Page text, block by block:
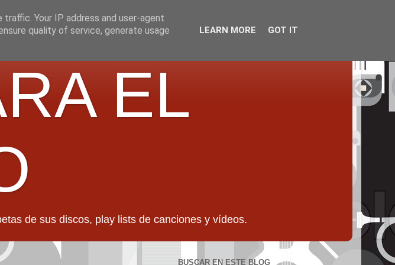
EL
de sus discos, play lists de canciones y vídeos.
BUSCAR EN ESTE BLOG
Your IP address and user-agent
quality of service, generate usage
LEARN MORE GOT IT